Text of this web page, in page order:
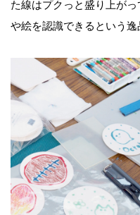
た線はプクっと盛り上が
や絵を認識できるという逸